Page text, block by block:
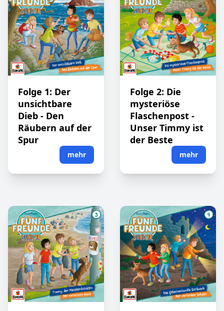
Folge 1: Der
unsichtbare
Dieb - Den
Räubern auf der
Spur
mehr
Folge 2: Die
mysteriöse
Flaschenpost -
Unser Timmy ist
der Beste
mehr